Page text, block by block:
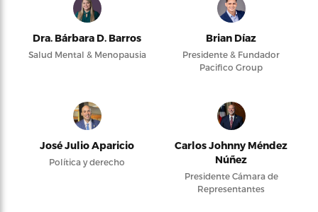
Dra. Bárbara D. Barros
Salud Mental & Menopausia
Brian Díaz
Presidente & Fundador
Pacifico Group
José Julio Aparicio
Política y derecho
Carlos Johnny Méndez
Núñez
Presidente Cámara de
Representantes